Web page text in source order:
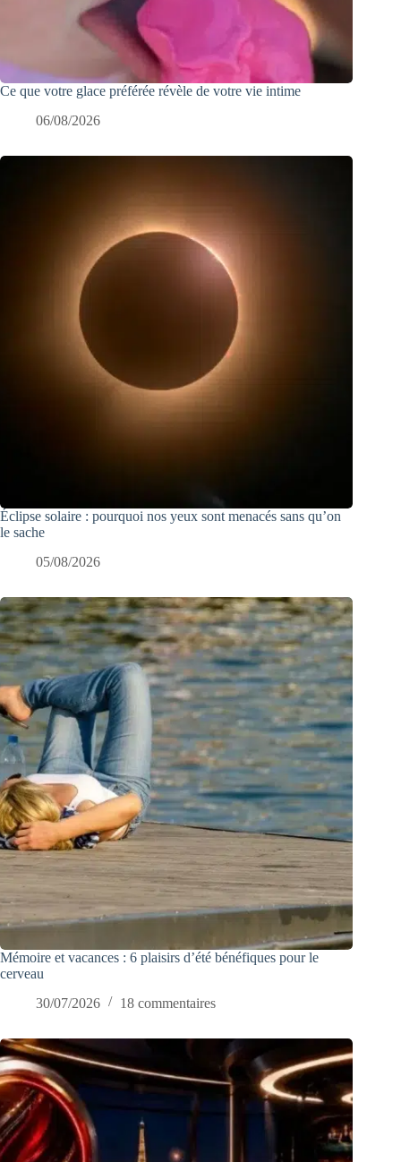
Ce que votre glace préférée révèle de votre vie intime
06/08/2026
Éclipse solaire : pourquoi nos yeux sont menacés sans qu’on
le sache
05/08/2026
Mémoire et vacances : 6 plaisirs d’été bénéfiques pour le
cerveau
30/07/2026
18 commentaires